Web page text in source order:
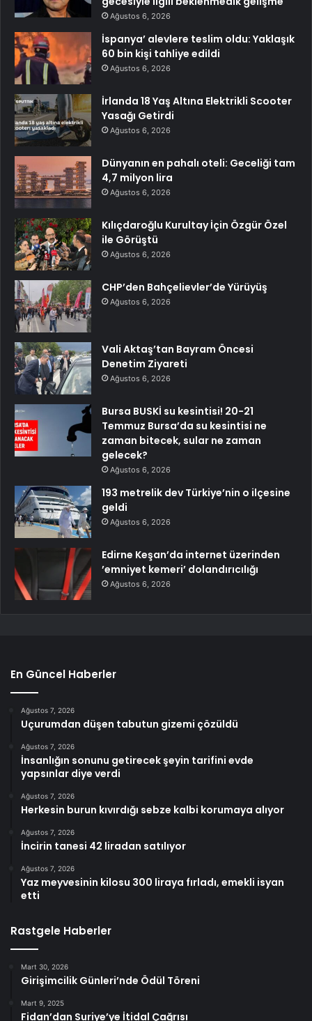
Ağustos 6, 2026
İspanya’ alevlere teslim oldu: Yaklaşık
60 bin kişi tahliye edildi
Ağustos 6, 2026
İrlanda 18 Yaş Altına Elektrikli Scooter
Yasağı Getirdi
Ağustos 6, 2026
Dünyanın en pahalı oteli: Geceliği tam
4,7 milyon lira
Ağustos 6, 2026
Kılıçdaroğlu Kurultay İçin Özgür Özel
ile Görüştü
Ağustos 6, 2026
CHP’den Bahçelievler’de Yürüyüş
Ağustos 6, 2026
Vali Aktaş’tan Bayram Öncesi
Denetim Ziyareti
Ağustos 6, 2026
Bursa BUSKİ su kesintisi! 20-21
Temmuz Bursa’da su kesintisi ne
zaman bitecek, sular ne zaman
gelecek?
Ağustos 6, 2026
193 metrelik dev Türkiye’nin o ilçesine
geldi
Ağustos 6, 2026
Edirne Keşan’da internet üzerinden
’emniyet kemeri’ dolandırıcılığı
Ağustos 6, 2026
En Güncel Haberler
Ağustos 7, 2026
Uçurumdan düşen tabutun gizemi çözüldü
Ağustos 7, 2026
İnsanlığın sonunu getirecek şeyin tarifini evde
yapsınlar diye verdi
Ağustos 7, 2026
Herkesin burun kıvırdığı sebze kalbi korumaya alıyor
Ağustos 7, 2026
İncirin tanesi 42 liradan satılıyor
Ağustos 7, 2026
Yaz meyvesinin kilosu 300 liraya fırladı, emekli isyan
etti
Rastgele Haberler
Mart 30, 2026
Girişimcilik Günleri’nde Ödül Töreni
Mart 9, 2025
Fidan’dan Suriye’ye İtidal Çağrısı